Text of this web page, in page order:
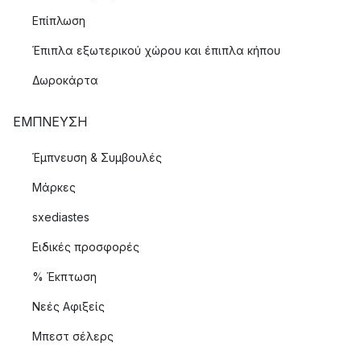
Επίπλωση
Έπιπλα εξωτερικού χώρου και έπιπλα κήπου
Δωροκάρτα
ΈΜΠΝΕΥΣΗ
Έμπνευση & Συμβουλές
Μάρκες
sxediastes
Ειδικές προσφορές
% Έκπτωση
Νεές Αφιξείς
Μπεστ σέλερς